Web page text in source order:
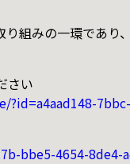
組みの一環であり
さい
bbe5-4654-8de4-